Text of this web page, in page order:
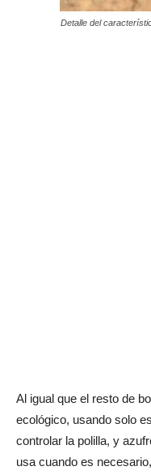
Detalle del
Al igual que el resto de
ecológico, usando solo
controlar la polilla, y
usa cuando es